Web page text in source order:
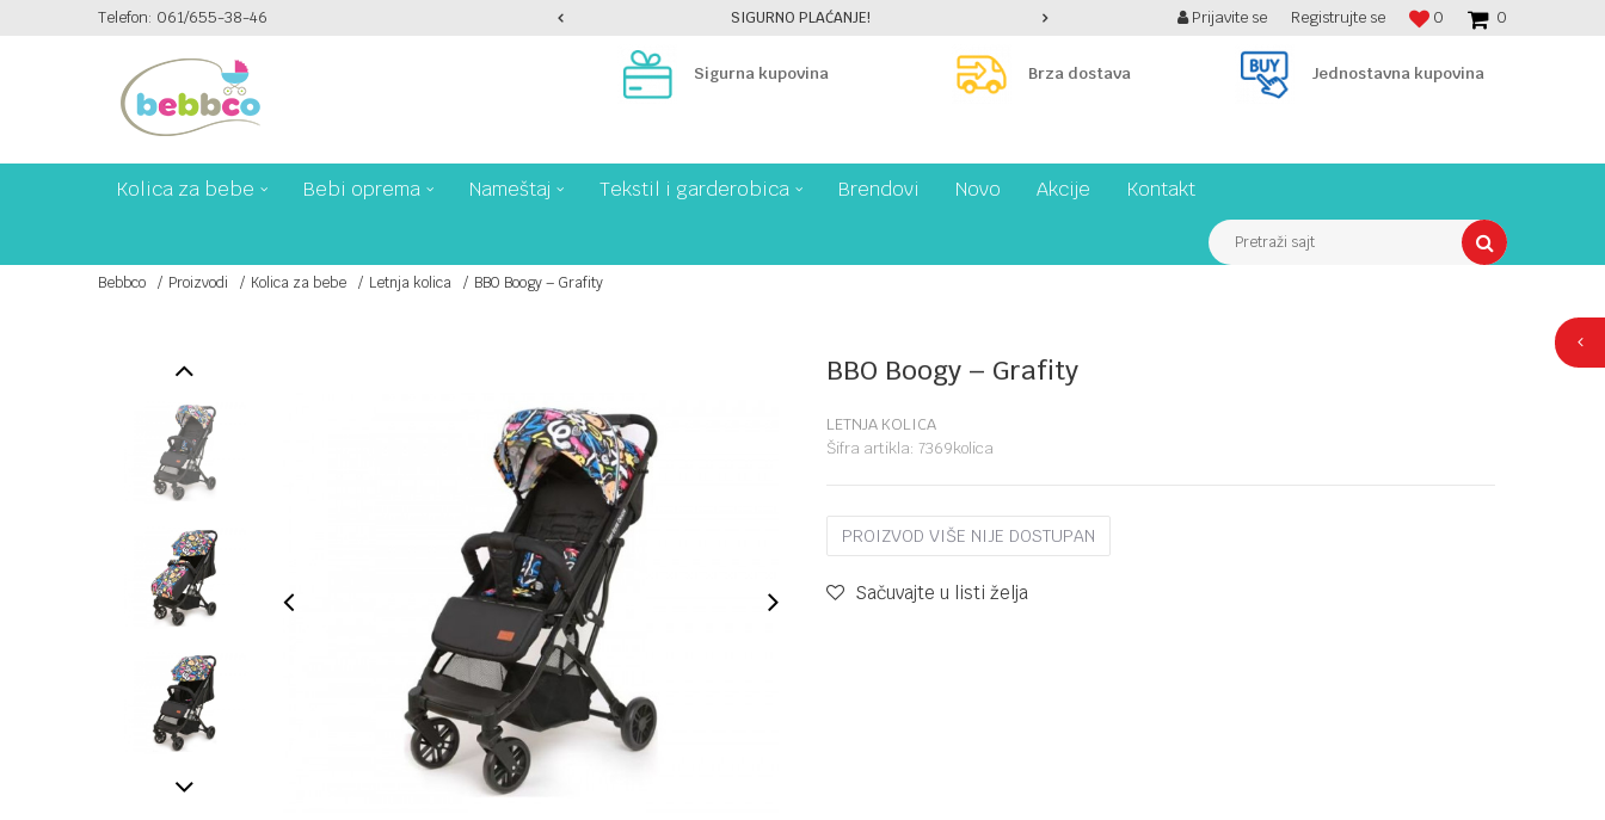
Telefon: 061/655-38-46PLAĆANJE PLATNIM KARTICAMA NA 6 RATA! SIGURNO PLAĆANJE! BESPLATNA ISPORUKA PREKO 7900 din! 0
0
Prijavite se Registrujte se
Sigurna kupovina Brza dostava Jednostavna kupovina
Kolica za bebe Bebi oprema Nameštaj Tekstil i garderobica Brendovi Novo Akcije Kontakt
Pretraži sajt
Bebbco Proizvodi Kolica za bebe Letnja kolica BBO Boogy – Grafity
BBO Boogy – Grafity
LETNJA KOLICA
Šifra artikla: 7369kolica
PROIZVOD VIŠE NIJE DOSTUPAN
Sačuvajte u listi želja